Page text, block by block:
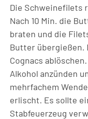
Die Schweinefilets
Nach 10 Min. die
braten und die
Butter übergießen.
Cognacs
Alkohol anzünden
mehrfachem
erlischt. Es sollte
Stabfeuerzeug